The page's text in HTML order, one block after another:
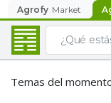
Agrofy Market
Temas del